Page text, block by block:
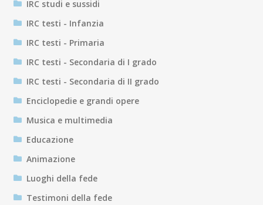
IRC studi e sussidi
IRC testi - Infanzia
IRC testi - Primaria
IRC testi - Secondaria di I grado
IRC testi - Secondaria di II grado
Enciclopedie e grandi opere
Musica e multimedia
Educazione
Animazione
Luoghi della fede
Testimoni della fede